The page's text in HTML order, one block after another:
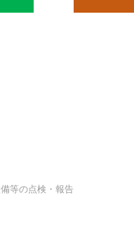
等の点検・報告